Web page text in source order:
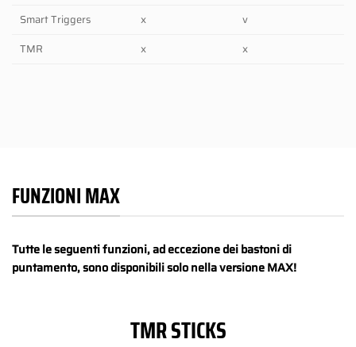
Smart Triggers x
v
TMR
x x
FUNZIONI MAX
Tutte le seguenti funzioni, ad eccezione dei bastoni di
puntamento, sono disponibili solo nella versione MAX!
TMR STICKS